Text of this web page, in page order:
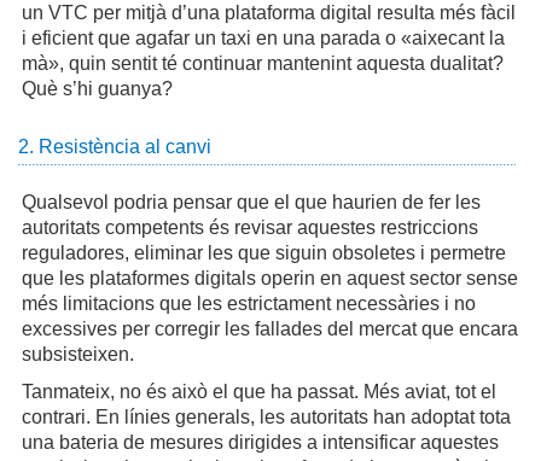
un VTC per mitjà d’una plataforma digital resulta més fàcil
i eficient que agafar un taxi en una parada o «aixecant la
mà», quin sentit té continuar mantenint aquesta dualitat?
Què s’hi guanya?
2. Resistència al canvi
Qualsevol podria pensar que el que haurien de fer les
autoritats competents és revisar aquestes restriccions
reguladores, eliminar les que siguin obsoletes i permetre
que les plataformes digitals operin en aquest sector sense
més limitacions que les estrictament necessàries i no
excessives per corregir les fallades del mercat que encara
subsisteixen.
Tanmateix, no és això el que ha passat. Més aviat, tot el
contrari. En línies generals, les autoritats han adoptat tota
una bateria de mesures dirigides a intensificar aquestes